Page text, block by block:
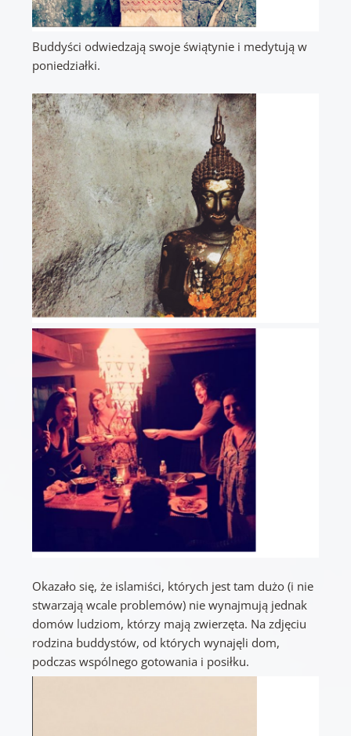
Buddyści odwiedzają swoje świątynie i medytują w
poniedziałki.
Okazało się, że islamiści, których jest tam dużo (i nie
stwarzają wcale problemów) nie wynajmują jednak
domów ludziom, którzy mają zwierzęta. Na zdjęciu
rodzina buddystów, od których wynajęli dom,
podczas wspólnego gotowania i posiłku.